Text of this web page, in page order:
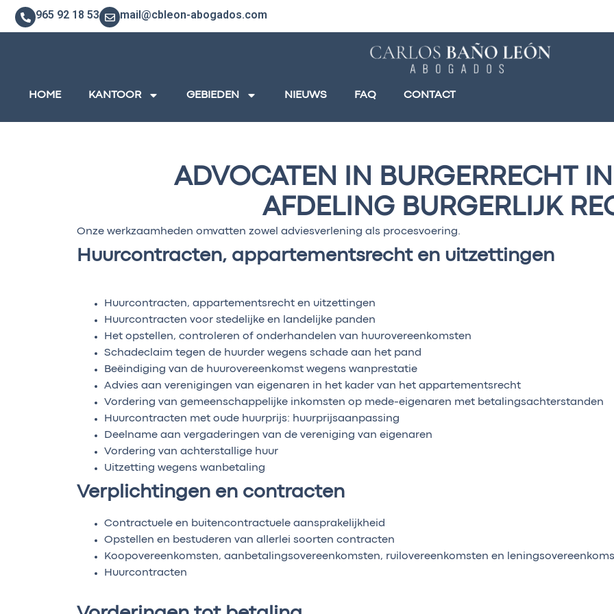
965 92 18 53 mail@cbleon-abogados.com
HOME KANTOOR GEBIEDEN NIEUWS FAQ CONTACT
ADVOCATEN IN BURGERRECHT
AFDELING BURGERLIJK
Onze werkzaamheden omvatten zowel adviesverlening als procesvoering.
Huurcontracten, appartementsrecht en uitzettingen
Huurcontracten, appartementsrecht en uitzettingen
Huurcontracten voor stedelijke en landelijke panden
Het opstellen, controleren of onderhandelen van huurovereenkomsten
Schadeclaim tegen de huurder wegens schade aan het pand
Beëindiging van de huurovereenkomst wegens wanprestatie
Advies aan verenigingen van eigenaren in het kader van het appartementsrecht
Vordering van gemeenschappelijke inkomsten op mede-eigenaren met betalingsachterstanden
Huurcontracten met oude huurprijs: huurprijsaanpassing
Deelname aan vergaderingen van de vereniging van eigenaren
Vordering van achterstallige huur
Uitzetting wegens wanbetaling
Verplichtingen en contracten
Contractuele en buitencontractuele aansprakelijkheid
Opstellen en bestuderen van allerlei soorten contracten
Koopovereenkomsten, aanbetalingsovereenkomsten, ruilovereenkomsten en
Huurcontracten